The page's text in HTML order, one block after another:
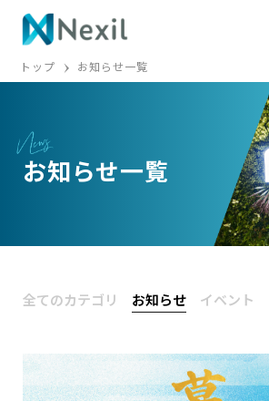
お知らせ一覧
トップ お知らせ一覧
全てのカテゴリ お知らせ イベント